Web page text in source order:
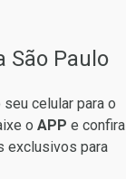
São Paulo
celular para o
o APP e confira
exclusivos para